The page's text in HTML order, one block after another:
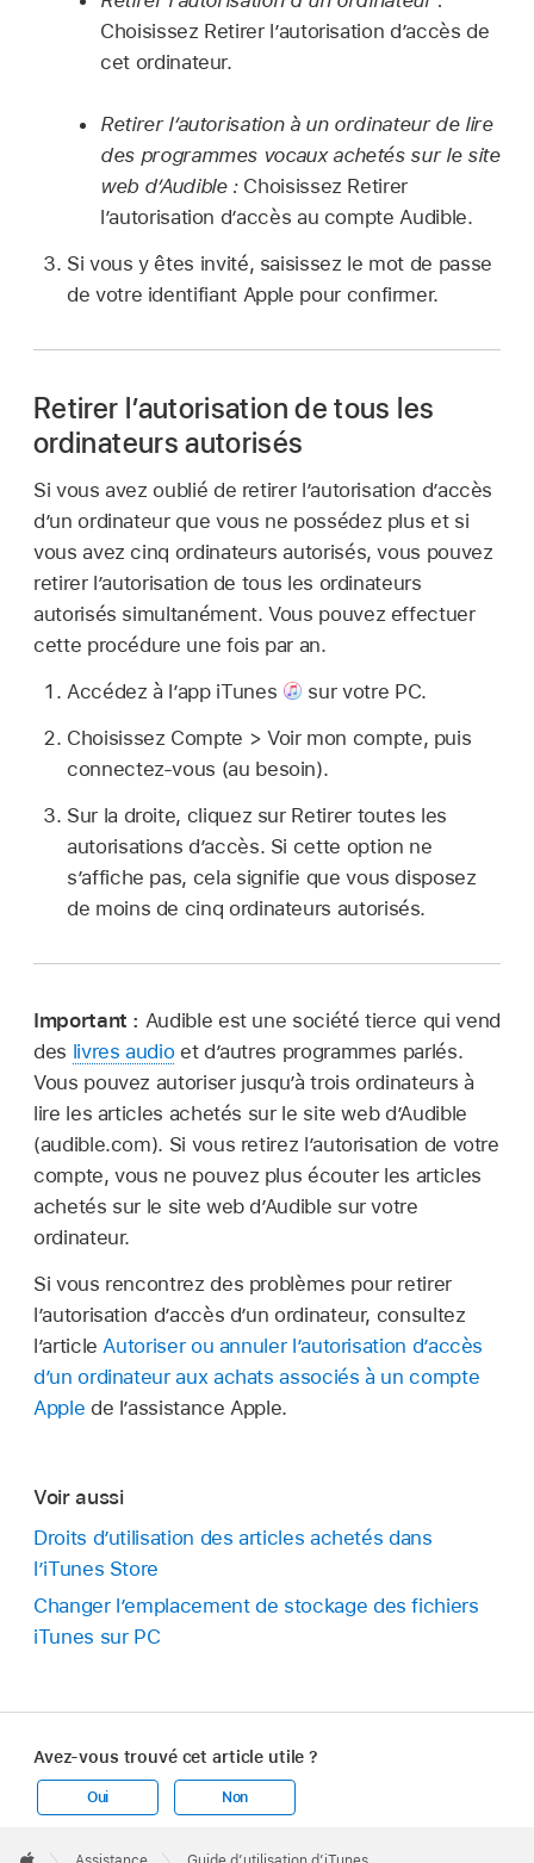
Choisissez Retirer l’autorisation d’accès de
cet ordinateur.
Retirer l’autorisation à un ordinateur de lire
des programmes vocaux achetés sur le site
web d’Audible : Choisissez Retirer
l’autorisation d’accès au compte Audible.
Si vous y êtes invité, saisissez le mot de passe
de votre identifiant Apple pour confirmer.
Retirer l’autorisation de tous les
ordinateurs autorisés
Si vous avez oublié de retirer l’autorisation d’accès
d’un ordinateur que vous ne possédez plus et si
vous avez cinq ordinateurs autorisés, vous pouvez
retirer l’autorisation de tous les ordinateurs
autorisés simultanément. Vous pouvez effectuer
cette procédure une fois par an.
Accédez à l’app iTunes
sur votre PC.
Choisissez Compte > Voir mon compte, puis
connectez-vous (au besoin).
Sur la droite, cliquez sur Retirer toutes les
autorisations d’accès. Si cette option ne
s’affiche pas, cela signifie que vous disposez
de moins de cinq ordinateurs autorisés.
Important : Audible est une société tierce qui vend
des livres audioet d’autres programmes parlés.
Vous pouvez autoriser jusqu’à trois ordinateurs à
lire les articles achetés sur le site web d’Audible
(audible.com). Si vous retirez l’autorisation de votre
compte, vous ne pouvez plus écouter les articles
achetés sur le site web d’Audible sur votre
ordinateur.
Si vous rencontrez des problèmes pour retirer
l’autorisation d’accès d’un ordinateur, consultez
l’articleAutoriser ou annuler l’autorisation d’accès
d’un ordinateur aux achats associés à un compte
Apple de l’assistance Apple.
Voir aussi
Droits d’utilisation des articles achetés dans
l’iTunes Store
Changer l’emplacement de stockage des fichiers
iTunes sur PC
Avez-vous trouvé cet article utile ?
Oui Non
Footer
